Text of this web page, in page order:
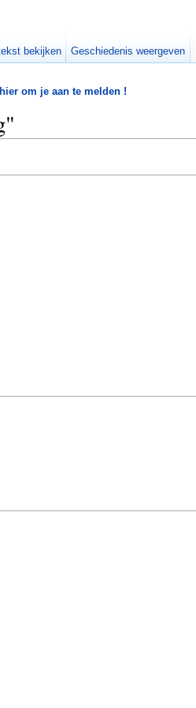
om je aan te melden !
bekijken Geschiedenis weergeven